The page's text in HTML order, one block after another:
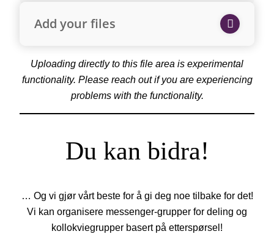
Add your files
Uploading directly to this file area is experimental
functionality. Please reach out if you are experiencing
problems with the functionality.
Du kan bidra!
… Og vi gjør vårt beste for å gi deg noe tilbake for det!
Vi kan organisere messenger-grupper for deling og
kollokviegrupper basert på etterspørsel!